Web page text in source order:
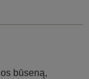
būseną,